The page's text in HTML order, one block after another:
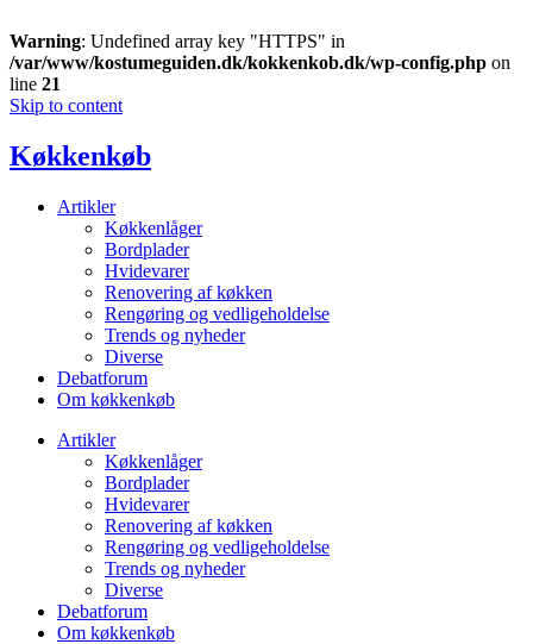
Warning: Undefined array key "HTTPS" in
/var/www/kostumeguiden.dk/kokkenkob.dk/wp-config.php on
line 21
Skip to content
Køkkenkøb
Artikler
Køkkenlåger
Bordplader
Hvidevarer
Renovering af køkken
Rengøring og vedligeholdelse
Trends og nyheder
Diverse
Debatforum
Om køkkenkøb
Artikler
Køkkenlåger
Bordplader
Hvidevarer
Renovering af køkken
Rengøring og vedligeholdelse
Trends og nyheder
Diverse
Debatforum
Om køkkenkøb